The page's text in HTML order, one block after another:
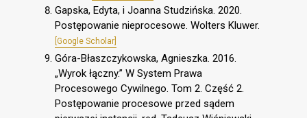
Gapska, Edyta, i Joanna Studzińska. 2020.
Postępowanie nieprocesowe. Wolters Kluwer.
[Google Scholar]
Góra-Błaszczykowska, Agnieszka. 2016.
„Wyrok łączny.” W System Prawa
Procesowego Cywilnego. Tom 2. Część 2.
Postępowanie procesowe przed sądem